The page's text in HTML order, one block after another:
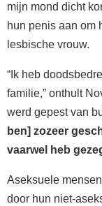
mijn mond dicht
hun penis aan om
lesbische vrouw.
“Ik heb
familie,” onthult
werd gepest van
ben] zozeer
vaarwel heb
Aseksuele
door hun niet-